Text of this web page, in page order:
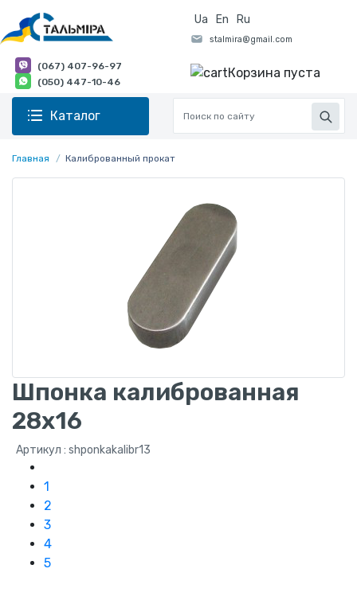
Ua En Ru
(067) 407-96-97
(050) 447-10-46
Корзина пуста
Каталог
Главная Калиброванный прокат
Шпонка калиброванная
28x16
Артикул : shponkakalibr13
1
2
3
4
5